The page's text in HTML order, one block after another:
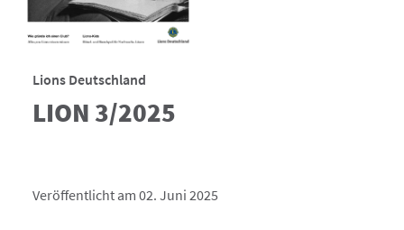
Lions Deutschland
LION 3/2025
Veröffentlicht am 02. Juni 2025